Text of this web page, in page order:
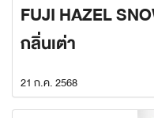
FUJI HAZEL
กลิ่นเต่า
21 ก.ค. 2568